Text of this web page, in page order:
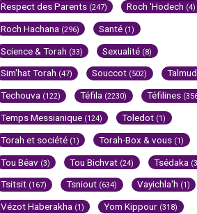
Respect des Parents (247) Roch 'Hodech (4)
Roch Hachana (296) Santé (1)
Science & Torah (33) Sexualité (8)
Sim'hat Torah (47) Souccot (502) Talmud
Techouva (122) Téfila (2230) Téfilines
Temps Messianique (124) Toledot (1)
Torah et société (1) Torah-Box & vous (1)
Tou Béav (3) Tou Bichvat (24) Tsédaka
Tsitsit (167) Tsniout (634) Vayichla'h (1)
Vézot Haberakha (1) Yom Kippour (318)